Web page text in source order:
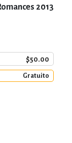
2013
$50.00
Gratuito